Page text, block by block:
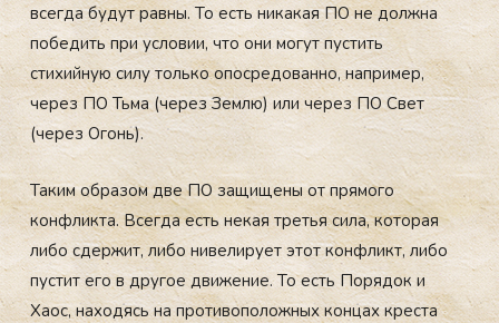
всегда будут равны. То есть никакая ПО не должна
победить при условии, что они могут пустить
стихийную силу только опосредованно, например,
через ПО Тьма (через Землю) или через ПО Свет
(через Огонь).
Таким образом две ПО защищены от прямого
конфликта. Всегда есть некая третья сила, которая
либо сдержит, либо нивелирует этот конфликт, либо
пустит его в другое движение. То есть Порядок и
Хаос, находясь на противоположных концах креста